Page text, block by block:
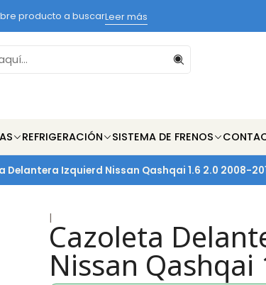
REFRIGERACIÓN SISTEMA DE FRENOS
producto a buscarLeer más
Delantera Izquierd Nissan Qashqai 1.6 2.0 2008-
|Cazoleta
Nissan